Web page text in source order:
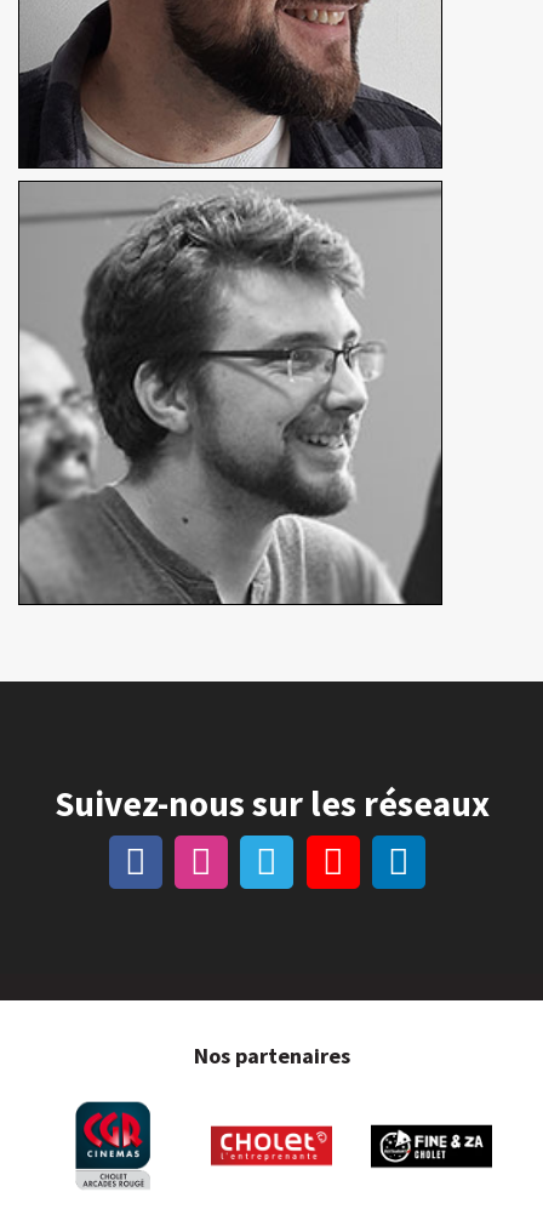
Richard Doineau
Assistant technique son
En détails
Suivez-nous sur les réseaux
Nos partenaires